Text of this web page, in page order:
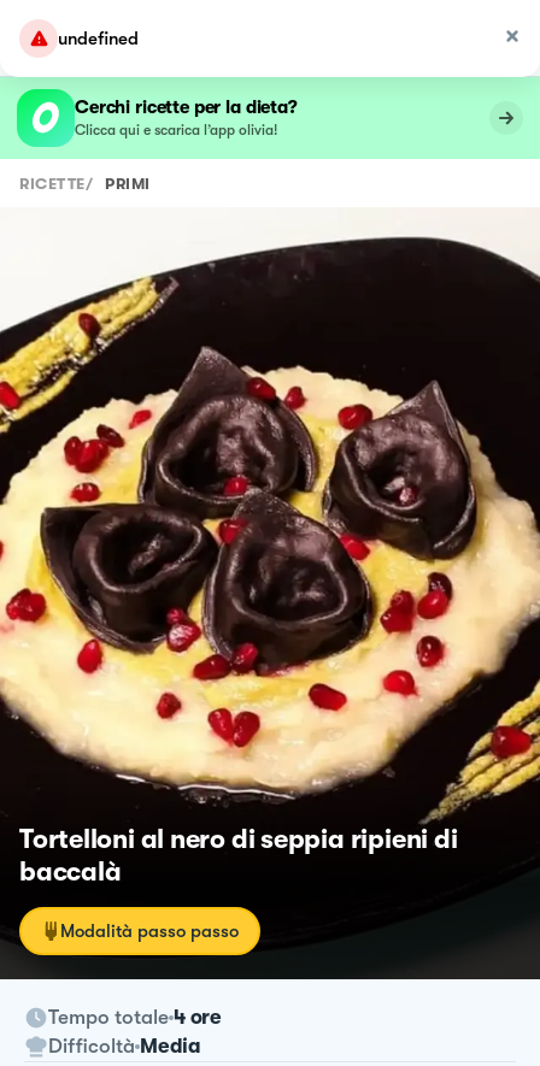
undefined
Cerchi ricette per la dieta?
Clicca qui e scarica l’app olivia!
RICETTE/ PRIMI
Tortelloni al nero di seppia ripieni di
baccalà
Modalità passo passo
Tempo totale 4 ore
Difficoltà Media